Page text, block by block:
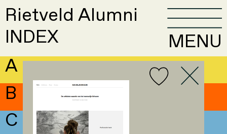
Rietveld Alumni
INDEX
MENU
A
B
C